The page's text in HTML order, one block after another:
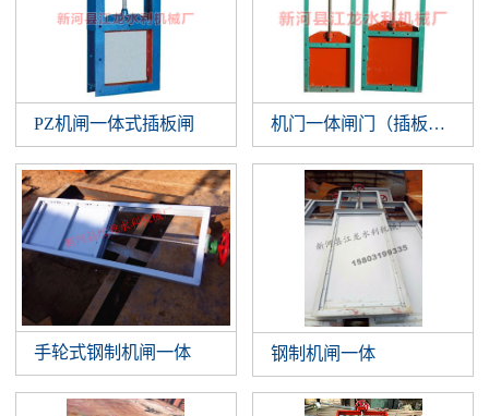
PZ机闸一体式插板闸 机门一体闸门（插板闸门）
手轮式钢制机闸一体 钢制机闸一体